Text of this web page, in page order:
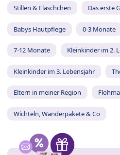
Stillen & Fläschchen Das erste
Babys Hautpflege 0-3 Monate
7-12 Monate Kleinkinder im 2.
Kleinkinder im 3. Lebensjahr
Eltern in meiner Region
Wichteln, Wanderpakete & Co